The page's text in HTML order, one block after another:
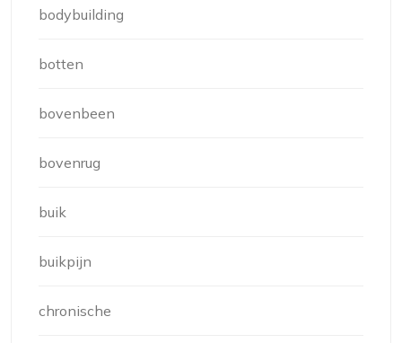
bodybuilding
botten
bovenbeen
bovenrug
buik
buikpijn
chronische